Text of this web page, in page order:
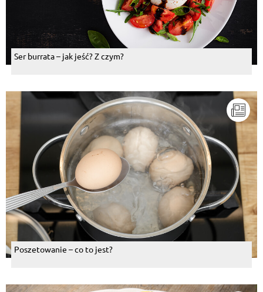
Ser burrata – jak jeść? Z czym?
Poszetowanie – co to jest?